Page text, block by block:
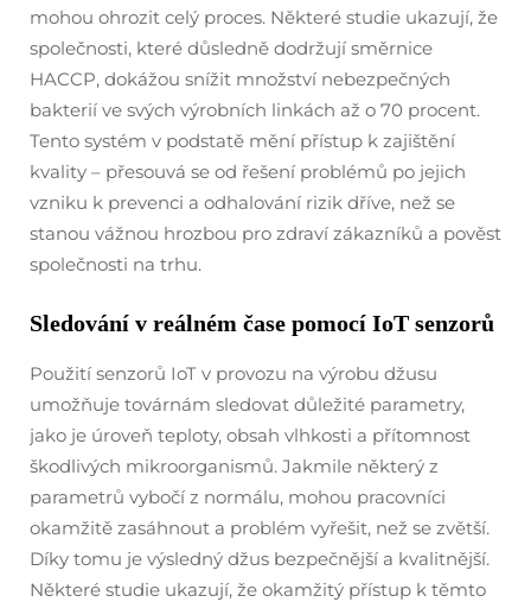
mohou ohrozit celý proces. Některé studie ukazují, že
společnosti, které důsledně dodržují směrnice
HACCP, dokážou snížit množství nebezpečných
bakterií ve svých výrobních linkách až o 70 procent.
Tento systém v podstatě mění přístup k zajištění
kvality – přesouvá se od řešení problémů po jejich
vzniku k prevenci a odhalování rizik dříve, než se
stanou vážnou hrozbou pro zdraví zákazníků a pověst
společnosti na trhu.
Sledování v reálném čase pomocí IoT senzorů
Použití senzorů IoT v provozu na výrobu džusu
umožňuje továrnám sledovat důležité parametry,
jako je úroveň teploty, obsah vlhkosti a přítomnost
škodlivých mikroorganismů. Jakmile některý z
parametrů vybočí z normálu, mohou pracovníci
okamžitě zasáhnout a problém vyřešit, než se zvětší.
Díky tomu je výsledný džus bezpečnější a kvalitnější.
Některé studie ukazují, že okamžitý přístup k těmto